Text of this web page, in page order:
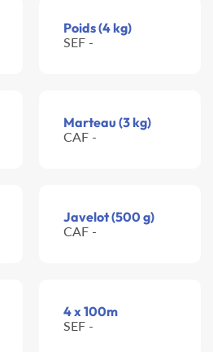
Poids (4 kg)
SEF -
Marteau (3 kg)
CAF -
Javelot (500 g)
CAF -
4 x 100m
SEF -